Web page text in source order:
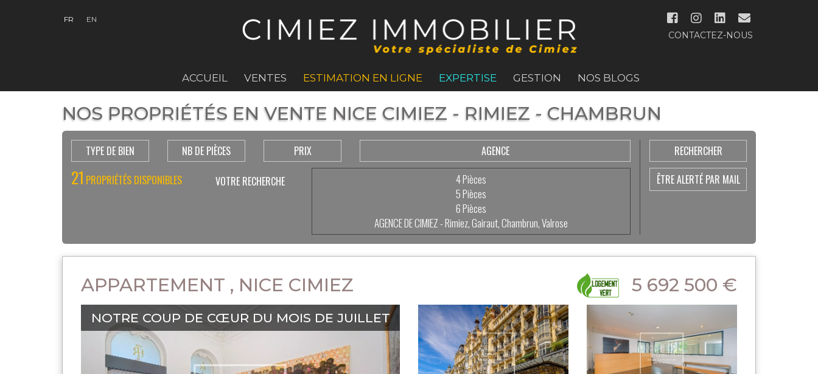
FR EN
CONTACTEZ-NOUS
ACCUEIL VENTES ESTIMATION EN LIGNE EXPERTISE GESTION NOS BLOGS
NOS PROPRIÉTÉS EN VENTE NICE CIMIEZ - RIMIEZ - CHAMBRUN
TYPE DE BIEN NB DE PIÈCES PRIX AGENCE
21 PROPRIÉTÉS DISPONIBLES VOTRE RECHERCHE
4 Pièces
5 Pièces
6 Pièces
AGENCE DE CIMIEZ - Rimiez, Gairaut, Chambrun, Valrose
ÊTRE ALERTÉ PAR MAIL
APPARTEMENT , NICE CIMIEZ 5 692 500 €
NOTRE COUP DE CŒUR DU MOIS DE JUILLET